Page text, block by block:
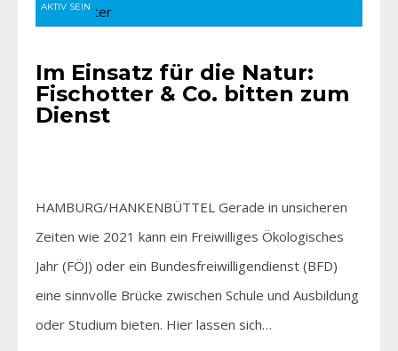
AKTIV SEIN
Im Einsatz für die Natur:
Fischotter & Co. bitten zum
Dienst
HAMBURG/HANKENBÜTTEL Gerade in unsicheren
Zeiten wie 2021 kann ein Freiwilliges Ökologisches
Jahr (FÖJ) oder ein Bundesfreiwilligendienst (BFD)
eine sinnvolle Brücke zwischen Schule und Ausbildung
oder Studium bieten. Hier lassen sich…